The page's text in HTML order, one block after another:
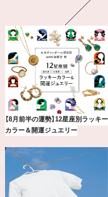
【涼しい通勤ワイドパンツ】“楽して
きちんとパンツ”が夏の味方